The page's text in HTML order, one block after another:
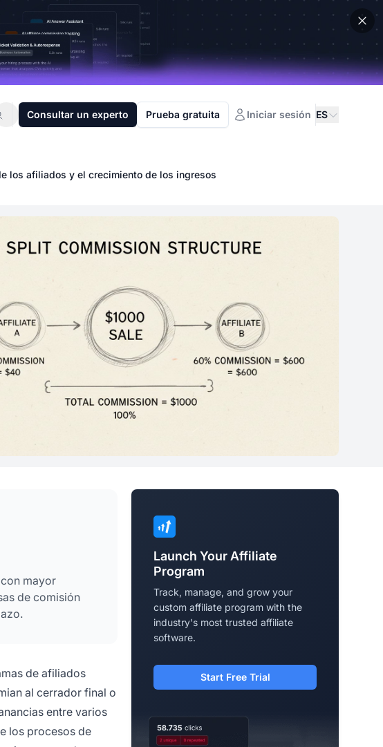
Consultar un experto Prueba gratuita Iniciar sesión ES
los afiliados y el crecimiento de los ingresos
mayor
de comisión
de afiliados
al cerrador final o
entre varios
los procesos de
Launch Your Affiliate
Program
Track, manage, and grow your
custom affiliate program with the
industry's most trusted affiliate
software.
Start Free Trial